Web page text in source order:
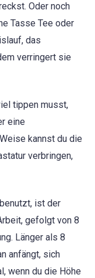
Oder noch
Tasse Tee oder
das
verringert sie
tippen musst,
eine
kannst du die
verbringen,
ist der
gefolgt von 8
Länger als 8
anfängt, sich
wenn du die Höhe